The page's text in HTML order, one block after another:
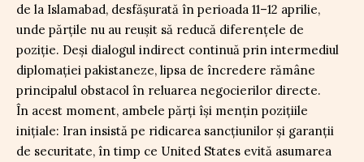
de la Islamabad, desfășurată în perioada 11–12 aprilie,
unde părțile nu au reușit să reducă diferențele de
poziție. Deși dialogul indirect continuă prin intermediul
diplomației pakistaneze, lipsa de încredere rămâne
principalul obstacol în reluarea negocierilor directe.
În acest moment, ambele părți își mențin pozițiile
inițiale: Iran insistă pe ridicarea sancțiunilor și garanții
de securitate, în timp ce United States evită asumarea